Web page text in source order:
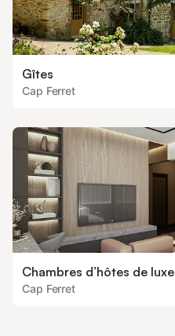
Gîtes
Cap Ferret
Chambres d’hôtes de luxe
Cap Ferret